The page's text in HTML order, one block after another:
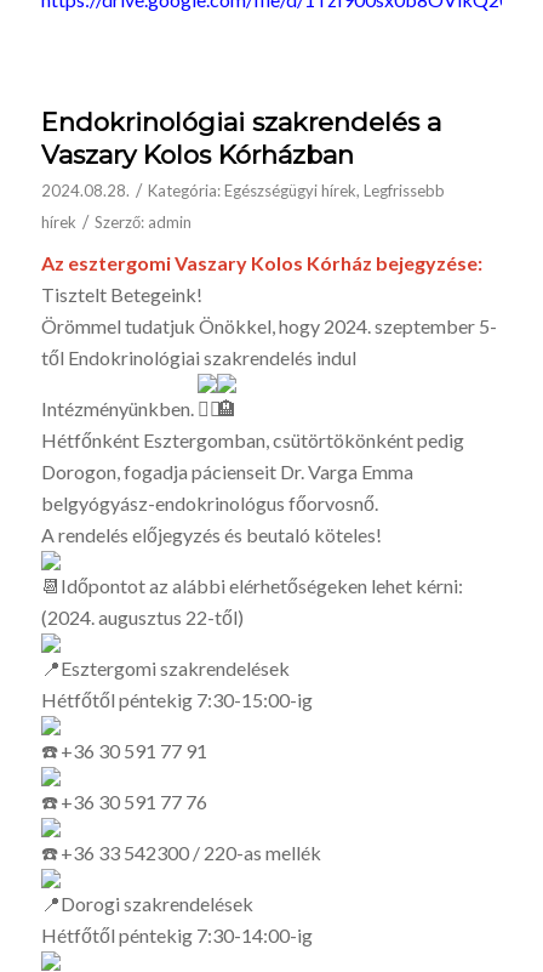
Endokrinológiai szakrendelés a
Vaszary Kolos Kórházban
2024.08.28. / Kategória:Egészségügyi hírek, Legfrissebb
hírek / Szerző: admin
Az esztergomi Vaszary Kolos Kórház bejegyzése:
Tisztelt Betegeink!
Örömmel tudatjuk Önökkel, hogy 2024. szeptember 5-
től Endokrinológiai szakrendelés indul
Intézményünkben.
Hétfőnként Esztergomban, csütörtökönként pedig
Dorogon, fogadja pácienseit Dr. Varga Emma
belgyógyász-endokrinológus főorvosnő.
A rendelés előjegyzés és beutaló köteles!
Időpontot az alábbi elérhetőségeken lehet kérni:
(2024. augusztus 22-től)
Esztergomi szakrendelések
Hétfőtől péntekig 7:30-15:00-ig
+36 30 591 77 91
+36 30 591 77 76
+36 33 542300 / 220-as mellék
Dorogi szakrendelések
Hétfőtől péntekig 7:30-14:00-ig